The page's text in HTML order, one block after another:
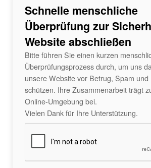
Schnelle menschliche
Überprüfung zur
Website abschließen
Bitte führen Sie einen kurzen
Überprüfungsprozess durch, um uns
unsere Website vor Betrug, Spam und
schützen. Ihre Zusammenarbeit trägt
Online-Umgebung bei.
Vielen Dank für Ihre Unterstützung.